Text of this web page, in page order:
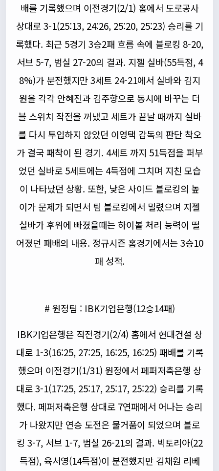
배를 기록했으며 이전경기(2/1) 홈에서 도로공사
상대로 3-1(25:13, 24:26, 25:20, 25:23) 승리를 기
록했다. 최근 5경기 3승2패 흐름 속에 블로킹 8-20,
서브 5-7, 범실 27-20의 결과. 지젤 실바(55득점, 4
8%)가 분전했지만 3세트 24-21에서 실바와 김지
원을 각각 안혜진과 김주향으로 동시에 바꾸는 더
블 스위치 작전을 꺼냈고 세트가 끝날 때까지 실바
를 다시 투입하지 않았던 이영택 감독의 판단 착오
가 결국 패착이 된 경기. 4세트 까지 51득점을 퍼부
었던 실바로 5세트에는 4득점에 그치며 지친 모습
이 나타났던 상황. 또한, 낮은 사이드 블로킹의 높
이가 문제가 되면서 팀 블로킹에서 밀렸으며 지젤
실바가 후위에 빠졌을때는 하이볼 처리 능력이 떨
어졌던 패배의 내용. 정규시즌 홈경기에서는 3승10
패 성적.
# 원정팀 : IBK기업은행(12승14패)
IBK기업은행은 직전경기(2/4) 홈에서 현대건설 상
대로 1-3(16:25, 27:25, 16:25, 16:25) 패배를 기록
했으며 이전경기(1/31) 원정에서 페퍼저축은행 상
대로 3-1(17:25, 25:17, 25:17, 25:22) 승리를 기록
했다. 페퍼저축은행 상대로 7연패에서 어나는 승리
가 나왔지만 연승 도전은 물거품이 되었으며 블로
킹 3-7, 서브 1-7, 범실 26-21의 결과. 빅토리아(22
득점), 육서영(14득점)이 분전했지만 김채원 리베